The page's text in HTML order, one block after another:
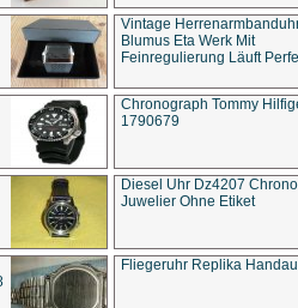
Vintage
Blumus Eta Werk Mit
Feinregulierung Läuft
Chronograph Tommy
1790679
Diesel Uhr Dz4207
Juwelier Ohne Etiket
Fliegeruhr Replika